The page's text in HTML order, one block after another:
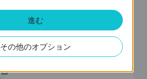
進む
その他のオプション